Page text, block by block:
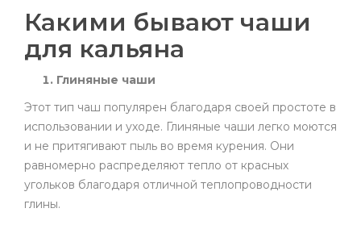
Какими бывают чаши
для кальяна
Глиняные чаши
Этот тип чаш популярен благодаря своей простоте в
использовании и уходе. Глиняные чаши легко моются
и не притягивают пыль во время курения. Они
равномерно распределяют тепло от красных
угольков благодаря отличной теплопроводности
глины.